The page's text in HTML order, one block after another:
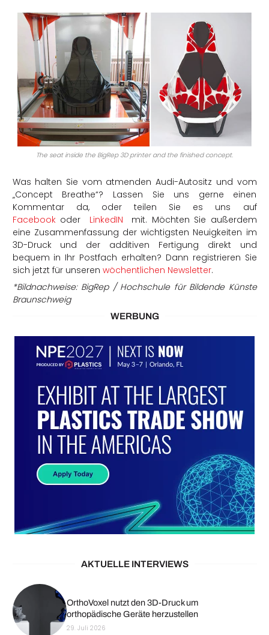
The seat inside the BigRep 3D printer and the finished concept.
Was halten Sie vom atmenden Audi-Autositz und vom
„Concept Breathe“? Lassen Sie uns gerne einen
Kommentar da, oder teilen Sie es uns auf
Facebookoder LinkedIN mit. Möchten Sie außerdem
eine Zusammenfassung der wichtigsten Neuigkeiten im
3D-Druck und der additiven Fertigung direkt und
bequem in Ihr Postfach erhalten? Dann registrieren Sie
sich jetzt für unseren wöchentlichen Newsletter.
*Bildnachweise: BigRep / Hochschule für Bildende Künste
Braunschweig
WERBUNG
AKTUELLE INTERVIEWS
OrthoVoxel nutzt den 3D-Druck um
orthopädische Geräte herzustellen
29. Juli 2026